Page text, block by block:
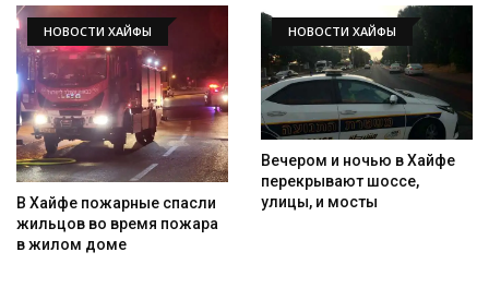
НОВОСТИ ХАЙФЫ
В Хайфе пожарные спасли
жильцов во время пожара
в жилом доме
НОВОСТИ ХАЙФЫ
Вечером и ночью в Хайфе
перекрывают шоссе,
улицы, и мосты